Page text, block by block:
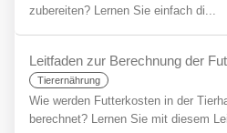
zubereiten? Lernen Sie einfach di...
Tierernährung
Wie werden Futterkosten in der
berechnet? Lernen Sie mit diesem